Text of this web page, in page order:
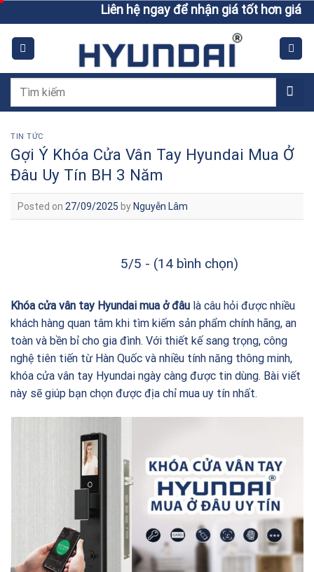
to
content
Liên hệ ngay để nhận giá tốt hơn giá niêm
Tìm
TIN TỨC
Gợi Ý Khóa Cửa Vân Tay Hyundai Mua Ở
Đâu Uy Tín BH 3 Năm
Posted on 27/09/2025 by Nguyễn Lâm
5/5 - (14 bình chọn)
Khóa cửa vân tay Hyundai mua ở đâu là câu hỏi được nhiều
khách hàng quan tâm khi tìm kiếm sản phẩm chính hãng, an
toàn và bền bỉ cho gia đình. Với thiết kế sang trọng, công
nghệ tiên tiến từ Hàn Quốc và nhiều tính năng thông minh,
khóa cửa vân tay Hyundai ngày càng được tin dùng. Bài viết
này sẽ giúp bạn chọn được địa chỉ mua uy tín nhất.